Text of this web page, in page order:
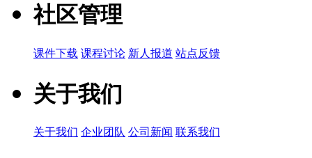
社区管理
课件下载 课程讨论 新人报道 站点反馈
关于我们
关于我们 企业团队 公司新闻 联系我们